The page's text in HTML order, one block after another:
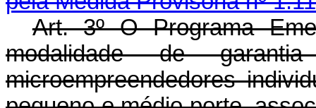
Art. 3º O Programa
modalidade de
microempreendedores